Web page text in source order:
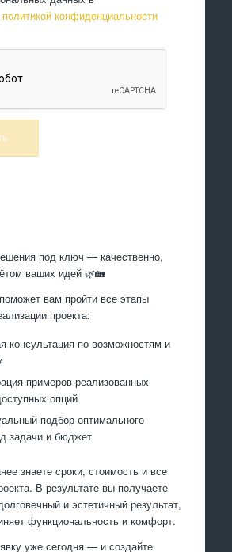
политикой конфиденциальности
под ключ — качественно,
ваших идей 🌿🏡
вам пройти все этапы
проекта:
консультация по возможностям и
примеров реализованных
опций
подбор оптимального
задачи и бюджет
знаете сроки, стоимость и все
В результате вы получаете
и эстетичный результат,
функциональность и комфорт.
уже сегодня — и создайте